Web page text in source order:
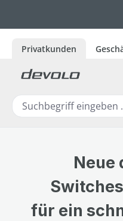
Privatkunden
Neue
für ein